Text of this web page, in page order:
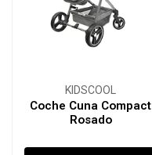
KIDSCOOL
Coche Cuna Compact
Rosado